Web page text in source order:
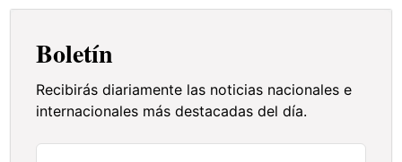
Boletín
Recibirás diariamente las noticias nacionales e
internacionales más destacadas del día.